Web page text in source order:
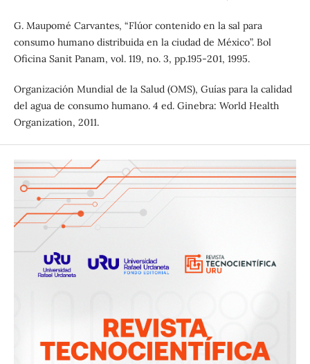
G. Maupomé Carvantes, “Flúor contenido en la sal para
consumo humano distribuida en la ciudad de México”. Bol
Oficina Sanit Panam, vol. 119, no. 3, pp.195-201, 1995.
Organización Mundial de la Salud (OMS), Guías para la calidad
del agua de consumo humano. 4 ed. Ginebra: World Health
Organization, 2011.